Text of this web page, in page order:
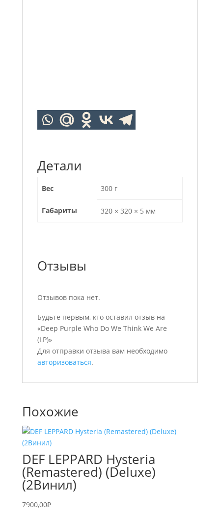
Детали
Вес 300 г
Габариты 320 × 320 × 5 мм
Отзывы
Отзывов пока нет.
Будьте первым, кто оставил отзыв на
«Deep Purple Who Do We Think We Are
(LP)»
Для отправки отзыва вам необходимо
авторизоваться.
Похожие
DEF LEPPARD Hysteria
(Remastered) (Deluxe)
(2Винил)
7900,00₽